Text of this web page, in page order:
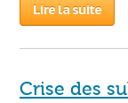
Lire la suite
Crise des